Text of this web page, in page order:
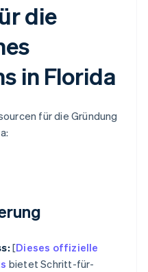
die
in Florida
für die Gründung
[Dieses offizielle
bietet Schritt-für-